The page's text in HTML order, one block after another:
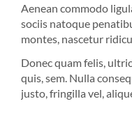
Aenean commodo
sociis natoque
montes, nascetur
Donec quam felis,
quis, sem. Nulla
justo, fringilla vel,